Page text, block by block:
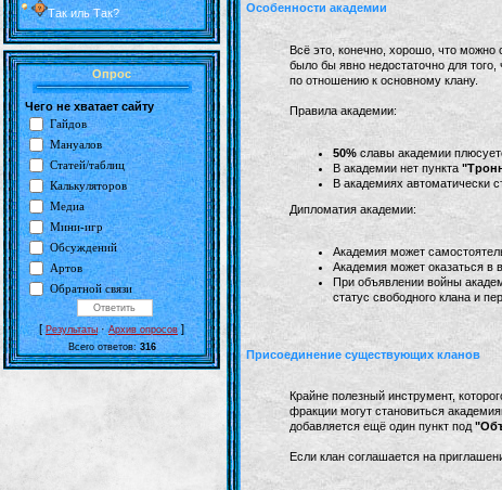
Так иль Так?
Опрос
Чего не хватает сайту
Гайдов
Мануалов
Статей/таблиц
Калькуляторов
Медиа
Мини-игр
Обсуждений
Артов
Обратной связи
[Результаты·Архив опросов]
Всего ответов: 316
Особенности академии
Всё это, конечно, хорошо, что можно
было бы явно недостаточно для
по отношению к основному клану.
Правила академии:
50%славы академии
В академии нет пункта
В академиях автоматически
Дипломатия академии:
Академия может
Академия может оказаться в
При объявлении войны
статус свободного клана и
Присоединение существующих кланов
Крайне полезный инструмент,
фракции могут становиться
добавляется ещё один пункт под
Если клан соглашается на